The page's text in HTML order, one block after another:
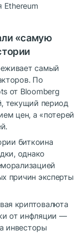
Ethereum
«самую
самый
По
от Bloomberg
текущий период
цен, а «потерей
биткоина
однако
причин эксперты
криптовалюта
от инфляции —
инвесторы